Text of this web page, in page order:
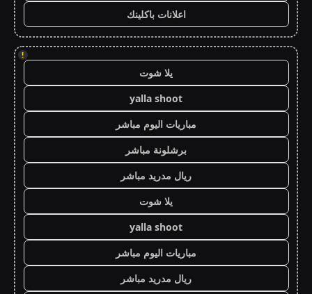
اعلانات باكلينك
!
يلا شوت
yalla shoot
مباريات اليوم مباشر
برشلونة مباشر
ريال مدريد مباشر
يلا شوت
yalla shoot
مباريات اليوم مباشر
ريال مدريد مباشر